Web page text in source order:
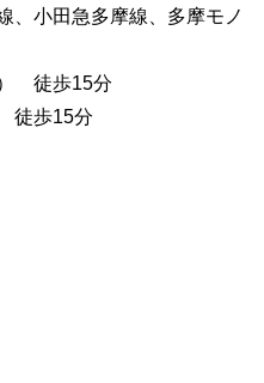
、小田急多摩線、多摩モノ
徒歩15分
徒歩15分